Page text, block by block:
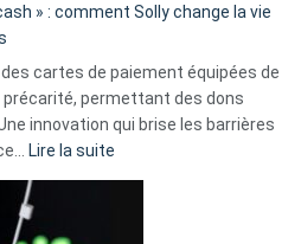
» : comment Solly change la vie
cartes de paiement équipées de
précarité, permettant des dons
innovation qui brise les barrières
Lire la suite